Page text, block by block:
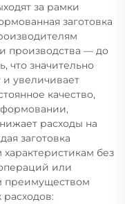
за рамки
заготовка
производства — до
что значительно
и увеличивает
качество,
расходы на
заготовка
без
или
преимуществом